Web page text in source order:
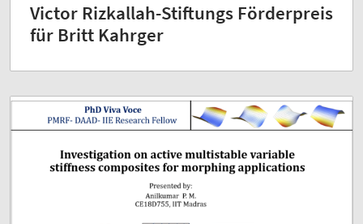
Victor Rizkallah-Stiftungs Förderpreis
für Britt Kahrger